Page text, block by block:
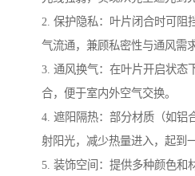
2. 保护隐私：叶片闭合时可阻
气流通，兼顾私密性与通风需求
3. 通风换气：在叶片开启状态
合，便于室内外空气交换。
4. 遮阳隔热：部分材质（如铝
射阳光，减少热量进入，起到
5. 装饰空间：提供多种颜色和